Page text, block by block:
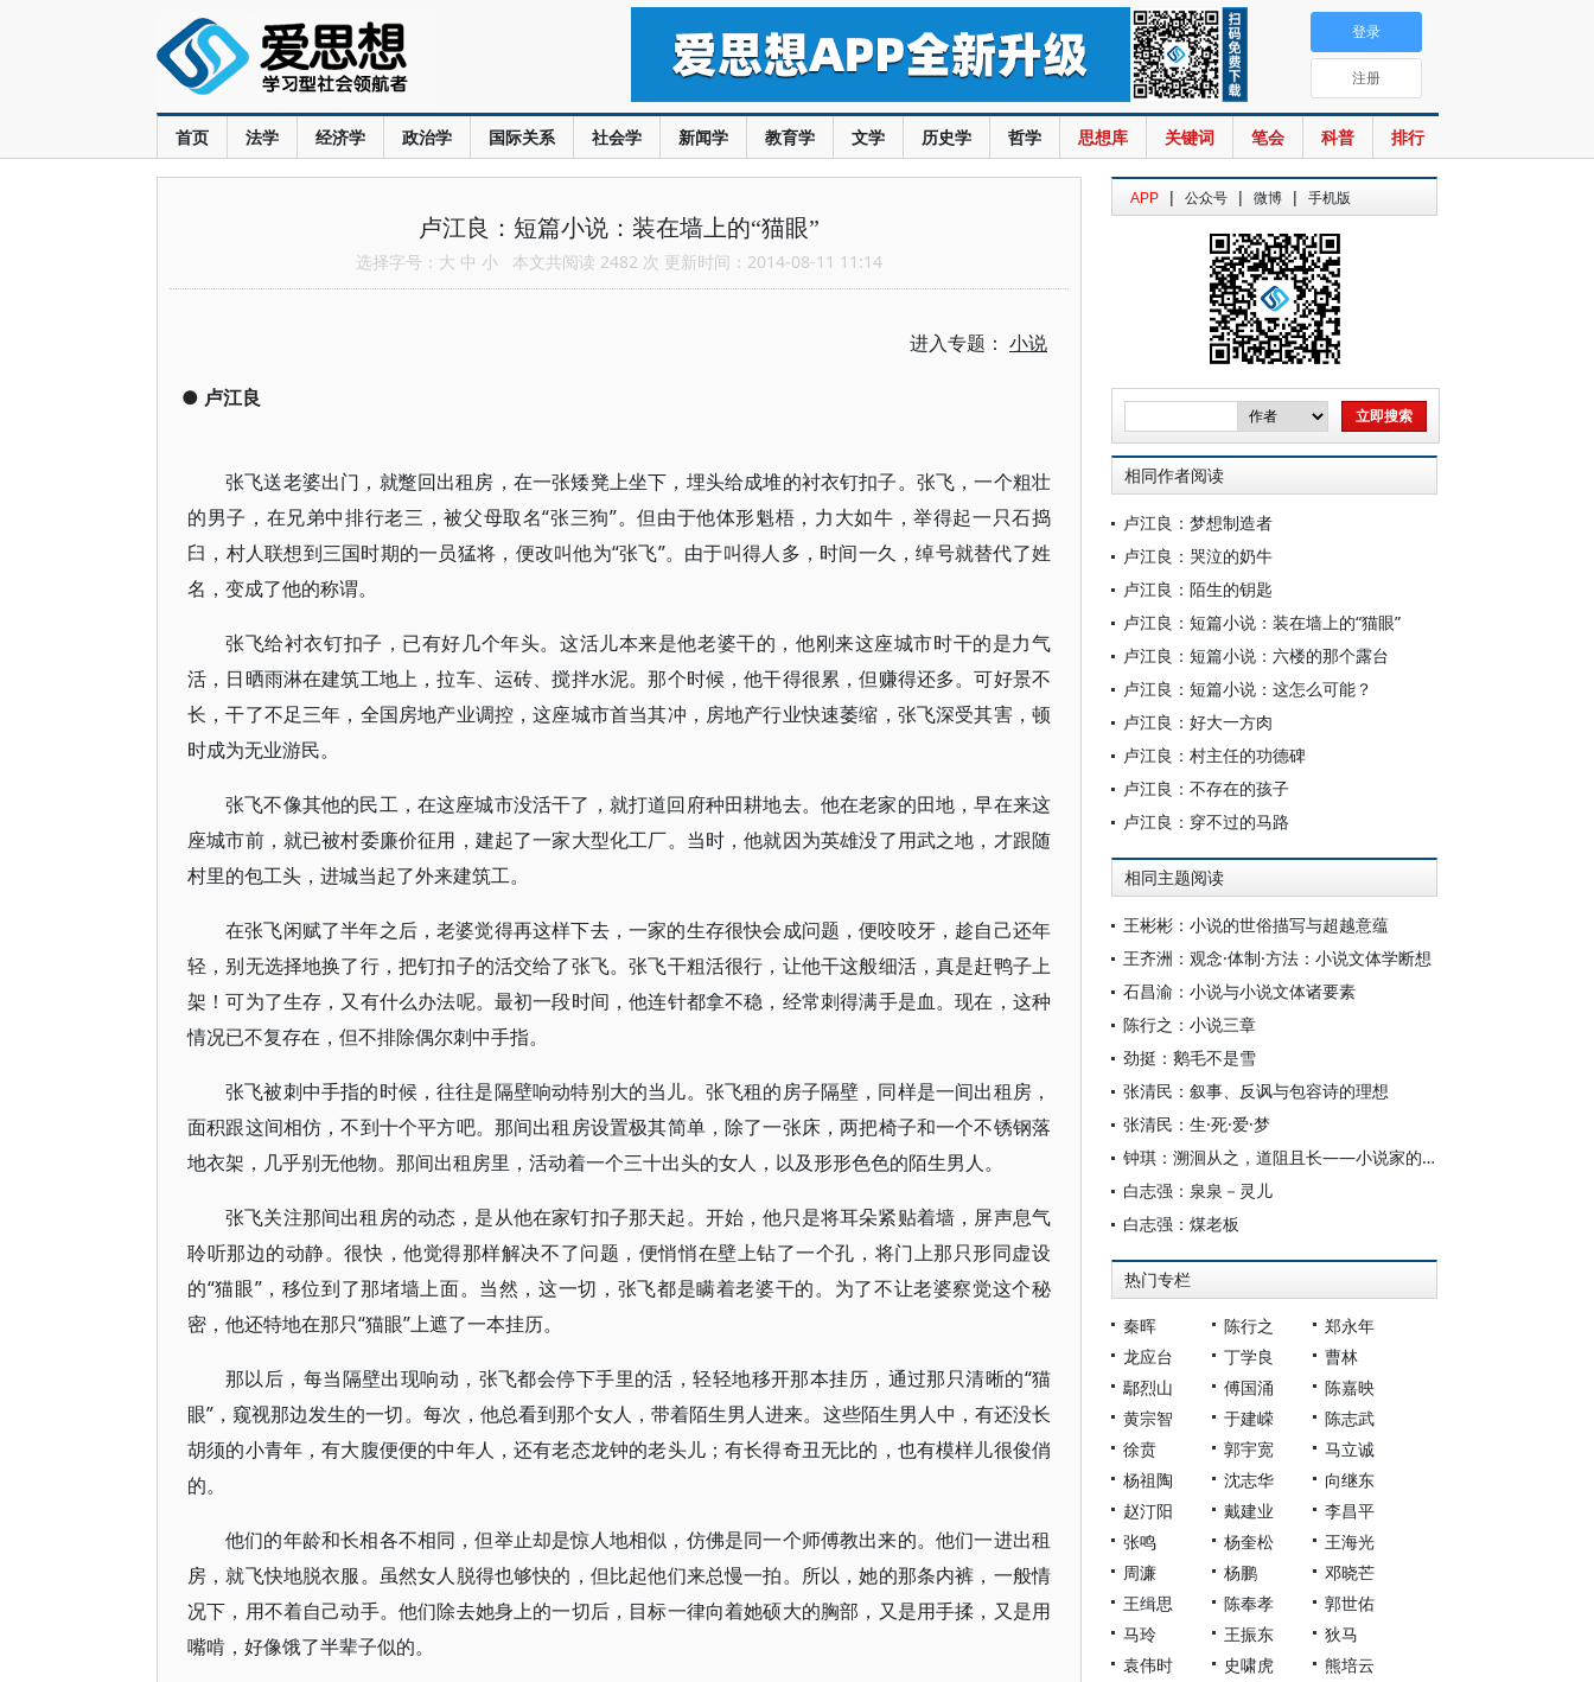
首页 法学 经济学 政治学 国际关系 社会学 新闻学 教育学 文学 历史学 哲学 思想库 关键词 笔会 科普 排行
登录
注册
卢江良：短篇小说：装在墙上的“猫眼”
选择字号： 大 中 小 本文共阅读 2482 次 更新时间：2014-08-11 11:14
进入专题： 小说
● 卢江良
张飞送老婆出门，就蹩回出租房，在一张矮凳上坐下，埋头给成堆的衬衣钉扣子。张飞，一个粗壮
的男子，在兄弟中排行老三，被父母取名“张三狗”。但由于他体形魁梧，力大如牛，举得起一只石捣
臼，村人联想到三国时期的一员猛将，便改叫他为“张飞”。由于叫得人多，时间一久，绰号就替代了姓
名，变成了他的称谓。
张飞给衬衣钉扣子，已有好几个年头。这活儿本来是他老婆干的，他刚来这座城市时干的是力气
活，日晒雨淋在建筑工地上，拉车、运砖、搅拌水泥。那个时候，他干得很累，但赚得还多。可好景不
长，干了不足三年，全国房地产业调控，这座城市首当其冲，房地产行业快速萎缩，张飞深受其害，顿
时成为无业游民。
张飞不像其他的民工，在这座城市没活干了，就打道回府种田耕地去。他在老家的田地，早在来这
座城市前，就已被村委廉价征用，建起了一家大型化工厂。当时，他就因为英雄没了用武之地，才跟随
村里的包工头，进城当起了外来建筑工。
在张飞闲赋了半年之后，老婆觉得再这样下去，一家的生存很快会成问题，便咬咬牙，趁自己还年
轻，别无选择地换了行，把钉扣子的活交给了张飞。张飞干粗活很行，让他干这般细活，真是赶鸭子上
架！可为了生存，又有什么办法呢。最初一段时间，他连针都拿不稳，经常刺得满手是血。现在，这种
情况已不复存在，但不排除偶尔刺中手指。
张飞被刺中手指的时候，往往是隔壁响动特别大的当儿。张飞租的房子隔壁，同样是一间出租房，
面积跟这间相仿，不到十个平方吧。那间出租房设置极其简单，除了一张床，两把椅子和一个不锈钢落
地衣架，几乎别无他物。那间出租房里，活动着一个三十出头的女人，以及形形色色的陌生男人。
张飞关注那间出租房的动态，是从他在家钉扣子那天起。开始，他只是将耳朵紧贴着墙，屏声息气
聆听那边的动静。很快，他觉得那样解决不了问题，便悄悄在壁上钻了一个孔，将门上那只形同虚设
的“猫眼”，移位到了那堵墙上面。当然，这一切，张飞都是瞒着老婆干的。为了不让老婆察觉这个秘
密，他还特地在那只“猫眼”上遮了一本挂历。
那以后，每当隔壁出现响动，张飞都会停下手里的活，轻轻地移开那本挂历，通过那只清晰的“猫
眼”，窥视那边发生的一切。每次，他总看到那个女人，带着陌生男人进来。这些陌生男人中，有还没长
胡须的小青年，有大腹便便的中年人，还有老态龙钟的老头儿；有长得奇丑无比的，也有模样儿很俊俏
的。
他们的年龄和长相各不相同，但举止却是惊人地相似，仿佛是同一个师傅教出来的。他们一进出租
房，就飞快地脱衣服。虽然女人脱得也够快的，但比起他们来总慢一拍。所以，她的那条内裤，一般情
况下，用不着自己动手。他们除去她身上的一切后，目标一律向着她硕大的胸部，又是用手揉，又是用
嘴啃，好像饿了半辈子似的。
APP | 公众号 | 微博 | 手机版
相同作者阅读
卢江良：梦想制造者
卢江良：哭泣的奶牛
卢江良：陌生的钥匙
卢江良：短篇小说：装在墙上的“猫眼”
卢江良：短篇小说：六楼的那个露台
卢江良：短篇小说：这怎么可能？
卢江良：好大一方肉
卢江良：村主任的功德碑
卢江良：不存在的孩子
卢江良：穿不过的马路
相同主题阅读
王彬彬：小说的世俗描写与超越意蕴
王齐洲：观念·体制·方法：小说文体学断想
石昌渝：小说与小说文体诸要素
陈行之：小说三章
劲挺：鹅毛不是雪
张清民：叙事、反讽与包容诗的理想
张清民：生·死·爱·梦
钟琪：溯洄从之，道阻且长——小说家的创作理论与实践
白志强：泉泉－灵儿
白志强：煤老板
热门专栏
秦晖 陈行之
郑永年
龙应台
丁学良
曹林
鄢烈山
傅国涌
陈嘉映
黄宗智
于建嵘
陈志武
徐贲
郭宇宽
马立诚
杨祖陶
沈志华
向继东
赵汀阳
戴建业
李昌平
张鸣
杨奎松
王海光
周濂
杨鹏
邓晓芒
王缉思
陈奉孝
郭世佑
马玲
王振东
狄马
袁伟时
史啸虎
熊培云